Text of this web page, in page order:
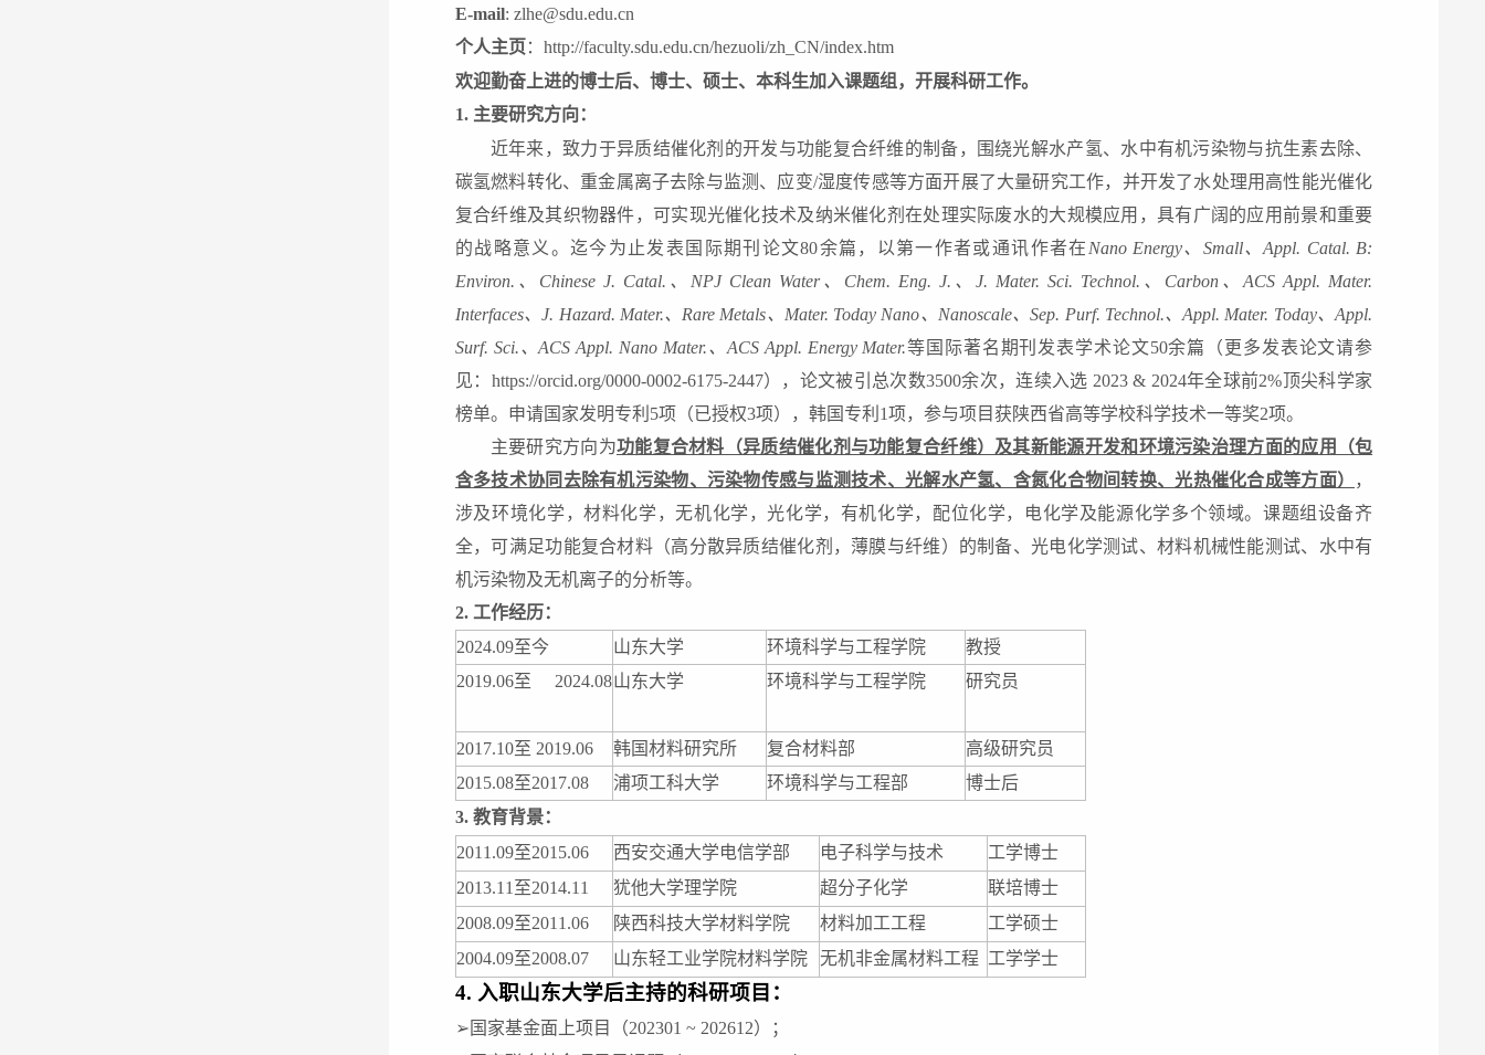
E-mail: zlhe@sdu.edu.cn
个人主页 ： http://faculty.sdu.edu.cn/hezuoli/zh_CN/index.htm
欢迎勤奋上进的博士后、博士、硕士、本科生加入课题组，开展科研工作。
1. 主要研究方向：
近年来， 致力于异质结催化剂的开发与功能复合纤维的制备，围绕光解水产氢、水中有机污染物与抗生素去除、
碳氢燃料转化、重金属离子去除与监测、应变/湿度传感等方面开展了大量研究工作，并开发了水处理用高性能光催化
复合纤维及其织物器件，可实现光催化技术及纳米催化剂在处理实际废水的大规模应用，具有广阔的应用前景和重要
的战略意义。迄今为止发表国际期刊论文80余篇，以第一作者或通讯作者在 Nano Energy、Small、Appl. Catal. B:
Environ.、Chinese J. Catal.、NPJ Clean Water、Chem. Eng. J.、J. Mater. Sci. Technol.、Carbon、ACS Appl. Mater.
Interfaces、J. Hazard. Mater.、Rare Metals、Mater. Today Nano、Nanoscale、Sep. Purf. Technol.、Appl. Mater. Today、Appl.
Surf. Sci.、ACS Appl. Nano Mater.、ACS Appl. Energy Mater.等国际著名期刊发表学术论文50余篇（更多发表论文请参
见： https://orcid.org/0000-0002-6175-2447），论文被引总次数3500余次，连续入选 2023 & 2024年全球前2%顶尖科学家
榜单。申请国家发明专利5项（已授权3项），韩国专利1项，参与项目获陕西省高等学校科学技术一等奖2项。
主要研究方向为功能复合材料（异质结催化剂与功能复合纤维）及其新能源开发和环境污染治理方面的应用（包
含多技术协同去除有机污染物、污染物传感与监测技术、光解水产氢、含氮化合物间转换、光热催化合成等方面）
，
涉及环境化学，材料化学，无机化学，光化学，有机化学，配位化学，电化学及能源化学多个领域。课题组设备齐
全，可满足功能复合材料（高分散异质结催化剂，薄膜与纤维）的制备、光电化学测试、材料机械性能测试、水中有
机污染物及无机离子的分析等。
2. 工作经历：
2024.09至今 山东大学 环境科学与工程学院
教授
2019.06至
2024.08山东大学 环境科学与工程学院 研究员
2017.10至 2019.06 韩国材料研究所 复合材料部
高级研究员
2015.08至2017.08 浦项工科大学 环境科学与工程部
博士后
3. 教育背景：
2011.09至2015.06 西安交通大学电信学部 电子科学与技术
工学博士
2013.11 至2014.11 犹他大学理学院 超分子化学
联培博士
2008.09至2011.06 陕西科技大学材料学院 材料加工工程
工学硕士
2004.09至2008.07 山东轻工业学院材料学院 无机非金属材料工程 工学学士
4. 入职山东大学后主持的科研项目：
➢ 国家基金面上项目 （202301 ~ 202612）；